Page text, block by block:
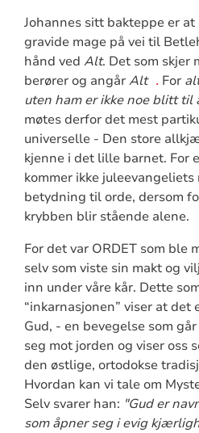
Johannes sitt bakteppe er
gravide mage på vei til
hånd ved Alt. Det som skjer
berører og angårAlt . For
uten ham er ikke noe blitt til
møtes derfor det mest
universelle - Den store
kjenne i det lille barnet. For
kommer ikke
betydning til orde, dersom
krybben blir stående alene.
For det var ORDET som ble
selv som viste sin makt og
inn under våre kår. Dette
“inkarnasjonen” viser at det
Gud, - en bevegelse som
seg mot jorden og viser oss
den østlige, ortodokse
Hvordan kan vi tale om
Selv svarer han: "Gud er
som åpner seg i evig